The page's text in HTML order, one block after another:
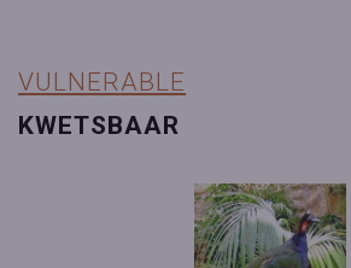
VULNERABLE
KWETSBAAR